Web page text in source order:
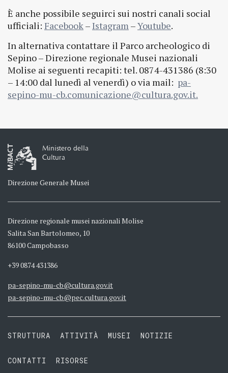
È anche possibile seguirci sui nostri canali social
ufficiali: Facebook–Istagram–Youtube.
In alternativa contattare il Parco archeologico di
Sepino – Direzione regionale Musei nazionali
Molise ai seguenti recapiti: tel. 0874-431386 (8:30
– 14:00 dal lunedì al venerdì) o via mail: pa-
sepino-mu-cb.comunicazione@cultura.gov.it.
Ministero della
Cultura
Direzione Generale Musei
Direzione regionale musei nazionali Molise
Salita San Bartolomeo, 10
86100 Campobasso
+39 0874 431386
pa-sepino-mu-cb@cultura.gov.it
pa-sepino-mu-cb@pec.cultura.gov.it
STRUTTURA ATTIVITÀ MUSEI NOTIZIE
CONTATTI RISORSE